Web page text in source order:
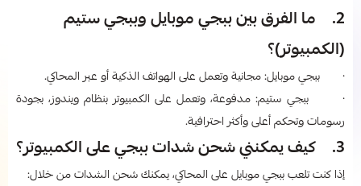
2. ما الفرق بين ببجي موبايل وببجي ستيم
(الكمبيوتر)؟
· ببجي موبايل: مجانية وتعمل على الهواتف الذكية أو عبر المحاكي.
· ببجي ستيم: مدفوعة، وتعمل على الكمبيوتر بنظام ويندوز، بجودة
رسومات وتحكم أعلى وأكثر احترافية.
3. كيف يمكنني شحن شدات ببجي على الكمبيوتر؟
إذا كنت تلعب ببجي موبايل على المحاكي، يمكنك شحن الشدات من خلال: